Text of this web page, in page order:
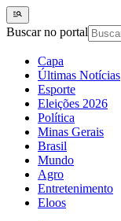
Buscar no portal
Capa
Últimas Notícias
Esporte
Eleições 2026
Política
Minas Gerais
Brasil
Mundo
Agro
Entretenimento
Eloos